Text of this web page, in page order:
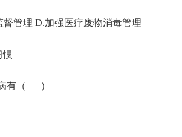
督管理 D.加强医疗废物消毒管理
惯
有（ ）